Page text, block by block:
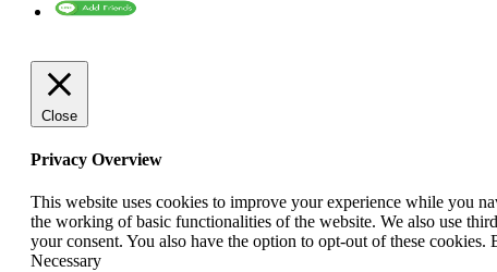
Close
Privacy Overview
This website uses cookies to improve your experience while you
the working of basic functionalities of the website. We also use
your consent. You also have the option to opt-out of these
Necessary